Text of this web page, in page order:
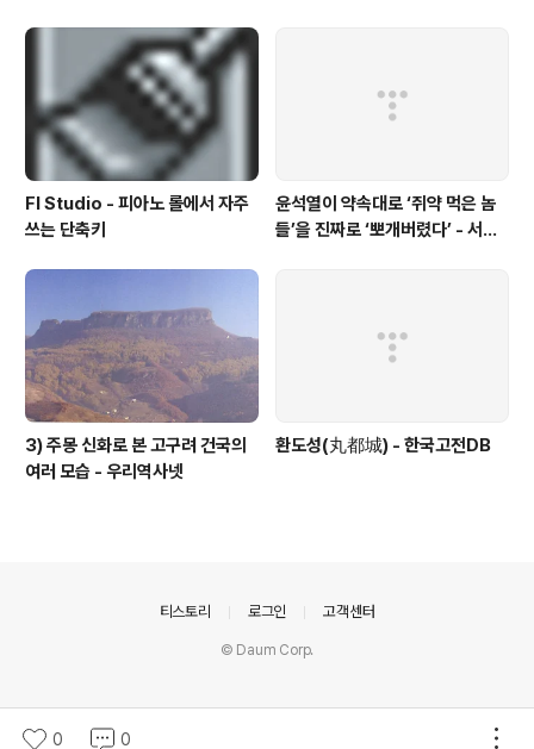
Fl Studio - 피아노 롤에서 자주
쓰는 단축키
윤석열이 약속대로 ‘쥐약 먹은 놈
들’을 진짜로 ‘뽀개버렸다’ - 서울
3) 주몽 신화로 본 고구려 건국의
여러 모습 - 우리역사넷
환도성(丸都城) - 한국고전DB
0 0
티스토리 로그인 고객센터
© Daum Corp.